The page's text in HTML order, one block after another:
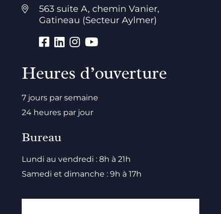
563 suite A, chemin Vanier,
Gatineau (Secteur Aylmer)
Heures d’ouverture
7 jours par semaine
24 heures par jour
Bureau
Lundi au vendredi : 8h à 21h
Samedi et dimanche : 9h à 17h